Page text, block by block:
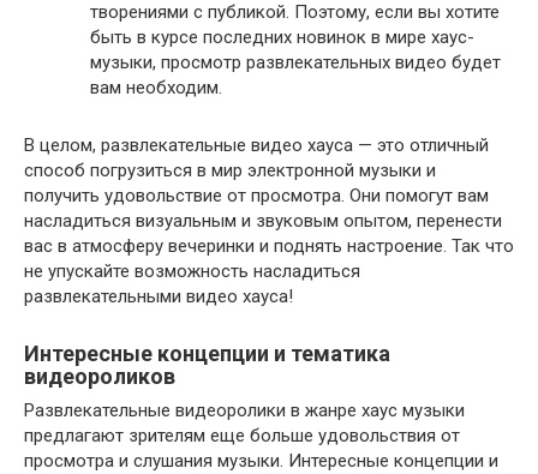
творениями с публикой. Поэтому, если вы хотите
быть в курсе последних новинок в мире хаус-
музыки, просмотр развлекательных видео будет
вам необходим.
В целом, развлекательные видео хауса — это отличный
способ погрузиться в мир электронной музыки и
получить удовольствие от просмотра. Они помогут вам
насладиться визуальным и звуковым опытом, перенести
вас в атмосферу вечеринки и поднять настроение. Так что
не упускайте возможность насладиться
развлекательными видео хауса!
Интересные концепции и тематика
видеороликов
Развлекательные видеоролики в жанре хаус музыки
предлагают зрителям еще больше удовольствия от
просмотра и слушания музыки. Интересные концепции и